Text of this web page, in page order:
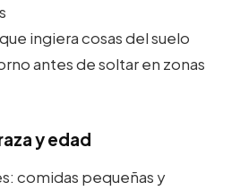
ingiera cosas del suelo
antes de soltar en zonas
y edad
comidas pequeñas y